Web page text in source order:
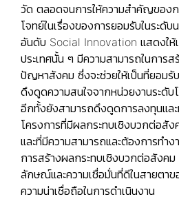
วัด ตลอดจนการให้ความสำคัญของ
โจทย์ในเรื่องของการยอมรับในระดั
อันดับ Social Innovation แสดงให้
ประเทศนั้น ๆ มีความสามารถในการ
ปัญหาสังคม ซึ่งจะช่วยให้เป็นที่ยอมรั
ดึงดูดความสนใจจากหน่วยงานระดั
อีกทั้งยังสามารถดึงดูดการลงทุนแล
โครงการที่มีผลกระทบเชิงบวกต่อ
และที่มีความสามารถและต้องการทำง
การสร้างผลกระทบเชิงบวกต่อสังค
ลักษณ์และความเชื่อมั่นที่ดีในสายตา
ความน่าเชื่อถือในการดำเนินงาน